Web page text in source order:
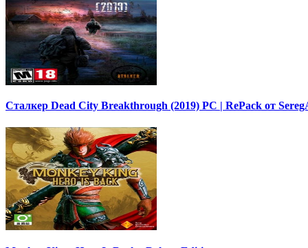
Сталкер Dead City Breakthrough (2019) PC | RePack от